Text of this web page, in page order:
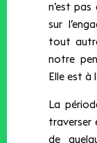
n’est
sur
tout
notre
Elle est à
La
traverser
de